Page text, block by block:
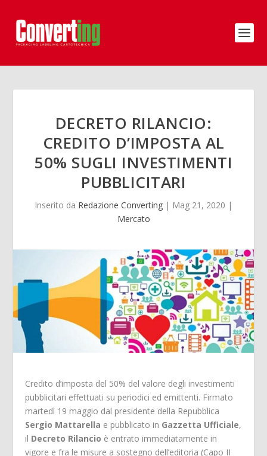
DECRETO RILANCIO:
CREDITO D’IMPOSTA AL
50% SUGLI INVESTIMENTI
PUBBLICITARI
Inserito da Redazione Converting | Mag 21, 2020 |
Mercato
Credito d’imposta del 50% del valore degli investimenti
pubblicitari effettuati su periodici ed emittenti. Firmato
martedì 19 maggio dal presidente della Repubblica
Sergio Mattarella e pubblicato in Gazzetta Ufficiale,
il Decreto Rilancio è entrato immediatamente in
vigore e fra le misure a sostegno dell’editoria (Capo II